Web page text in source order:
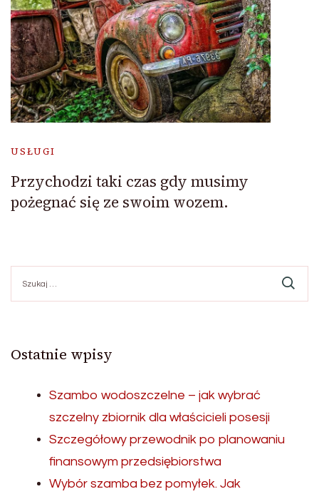
USŁUGI
Przychodzi taki czas gdy musimy
pożegnać się ze swoim wozem.
Ostatnie wpisy
Szambo wodoszczelne – jak wybrać
szczelny zbiornik dla właścicieli posesji
Szczegółowy przewodnik po planowaniu
finansowym przedsiębiorstwa
Wybór szamba bez pomyłek. Jak